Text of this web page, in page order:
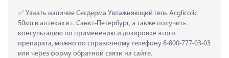
Узнать наличие Сесдерма Увлажняющий гель Acglicolic
50мл в аптеках в г. Санкт-Петербург, а также получить
консультацию по применению и дозировке этого
препарата, можно по справочному телефону 8-800-777-03-03
или через форму обратной связи на сайте.